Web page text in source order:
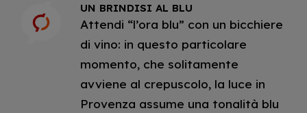
UN BRINDISI AL BLU
Attendi “l’ora blu” con un bicchiere
di vino: in questo particolare
momento, che solitamente
avviene al crepuscolo, la luce in
Provenza assume una tonalità blu